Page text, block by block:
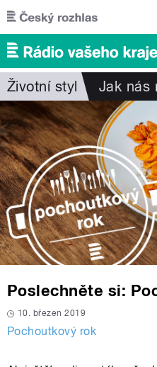
Přejít k hlavnímu obsahu
Životní styl Jak nás
Poslechněte si:
10. březen 2019
Pochoutkový rok